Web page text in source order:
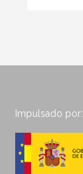
Impulsado por: